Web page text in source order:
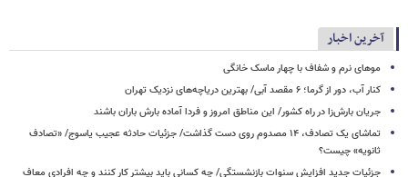
آخرین اخبار
موهای نرم و شفاف با چهار ماسک خانگی
کنار آب، دور از گرما؛ ۶ مقصد آبی/ بهترین دریاچه‌های نزدیک تهران
جریان بارش‌زا در راه کشور/ این مناطق امروز و فردا آماده بارش باران باشند
تماشای یک تصادف، ۱۴ مصدوم روی دست گذاشت/ جزئیات حادثه عجیب یاسوج/ «تصادف
ثانویه» چیست؟
جزئیات جدید افزایش سنوات بازنشستگی/ چه کسانی باید بیشتر کار کنند و چه افرادی معاف